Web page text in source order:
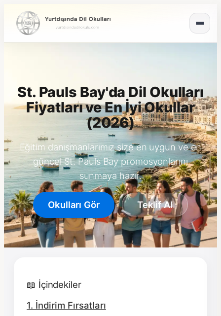
St. Pauls Bay'da Dil Okulları
Fiyatları ve En İyi Okullar
(2026)
Eğitim danışmanlarımız size en uygun ve en
güncel St. Pauls Bay promosyonlarını
sunmaya hazır.
Okulları Gör Teklif Al
📖 İçindekiler
1. İndirim Fırsatları